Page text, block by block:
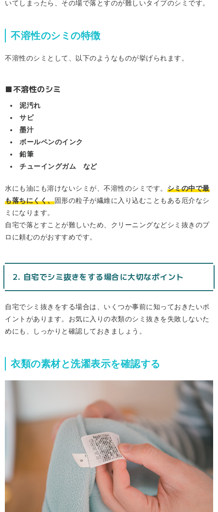
いてしまったら、その場で落とすのが難しいタイプのシミです。
不溶性のシミの特徴
不溶性のシミとして、以下のようなものが挙げられます。
■不溶性のシミ
泥汚れ
サビ
墨汁
ボールペンのインク
鉛筆
チューイングガム など
水にも油にも溶けないシミが、不溶性のシミです。 シミの中で最
も落ちにくく、固形の粒子が繊維に入り込むこともある厄介なシ
ミになります。
自宅で落とすことが難しいため、クリーニングなどシミ抜きのプ
ロに頼むのがおすすめです。
2. 自宅でシミ抜きをする場合に大切なポイント
自宅でシミ抜きをする場合は、いくつか事前に知っておきたいポ
イントがあります。お気に入りの衣類のシミ抜きを失敗しないた
めにも、しっかりと確認しておきましょう。
衣類の素材と洗濯表示を確認する